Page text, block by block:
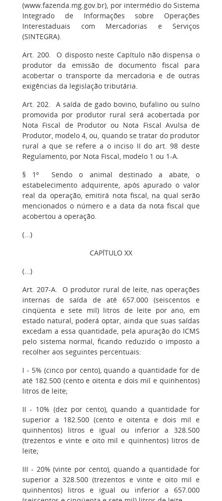
(www.fazenda.mg.gov.br), por intermédio do Sistema
Integrado de Informações sobre Operações
Interestaduais com Mercadorias e Serviços
(SINTEGRA).
Art. 200. O disposto neste Capítulo não dispensa o
produtor da emissão de documento fiscal para
acobertar o transporte da mercadoria e de outras
exigências da legislação tributária.
Art. 202. A saída de gado bovino, bufalino ou suíno
promovida por produtor rural será acobertada por
Nota Fiscal de Produtor ou Nota Fiscal Avulsa de
Produtor, modelo 4, ou, quando se tratar do produtor
rural a que se refere a o inciso II do art. 98 deste
Regulamento, por Nota Fiscal, modelo 1 ou 1-A.
§ 1º Sendo o animal destinado a abate, o
estabelecimento adquirente, após apurado o valor
real da operação, emitirá nota fiscal, na qual serão
mencionados o número e a data da nota fiscal que
acobertou a operação.
(...)
CAPÍTULO XX
(...)
Art. 207-A. O produtor rural de leite, nas operações
internas de saída de até 657.000 (seiscentos e
cinqüenta e sete mil) litros de leite por ano, em
estado natural, poderá optar, ainda que suas saídas
excedam a essa quantidade, pela apuração do ICMS
pelo sistema normal, ficando reduzido o imposto a
recolher aos seguintes percentuais:
I - 5% (cinco por cento), quando a quantidade for de
até 182.500 (cento e oitenta e dois mil e quinhentos)
litros de leite;
II - 10% (dez por cento), quando a quantidade for
superior a 182.500 (cento e oitenta e dois mil e
quinhentos) litros e igual ou inferior a 328.500
(trezentos e vinte e oito mil e quinhentos) litros de
leite;
III - 20% (vinte por cento), quando a quantidade for
superior a 328.500 (trezentos e vinte e oito mil e
quinhentos) litros e igual ou inferior a 657.000